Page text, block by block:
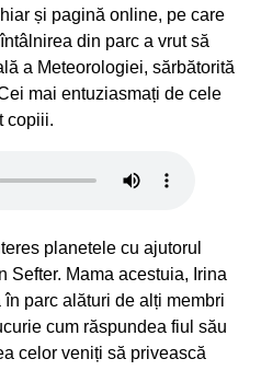
și pagină online, pe care
din parc a vrut să
a Meteorologiei, sărbătorită
mai entuziasmați de cele
copiii.
planetele cu ajutorul
Sefter. Mama acestuia, Irina
parc alături de alți membri
cum răspundea fiul său
celor veniți să privească